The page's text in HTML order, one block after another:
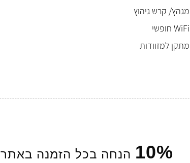
מגהץ/ קרש גיהוץ
WiFi חופשי
מתקן למזוודות
10% הנחה בכל הזמנה באתר